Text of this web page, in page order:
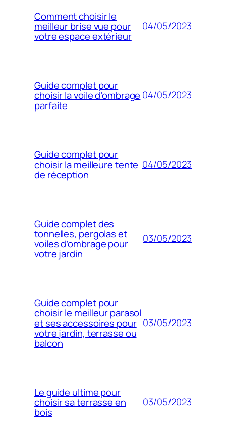
Comment choisir le
meilleur brise vue pour
votre espace extérieur
04/05/2023
Guide complet pour
choisir la voile d’ombrage
parfaite
04/05/2023
Guide complet pour
choisir la meilleure tente
de réception
04/05/2023
Guide complet des
tonnelles, pergolas et
voiles d’ombrage pour
votre jardin
03/05/2023
Guide complet pour
choisir le meilleur parasol
et ses accessoires pour
votre jardin, terrasse ou
balcon
03/05/2023
Le guide ultime pour
choisir sa terrasse en
bois
03/05/2023